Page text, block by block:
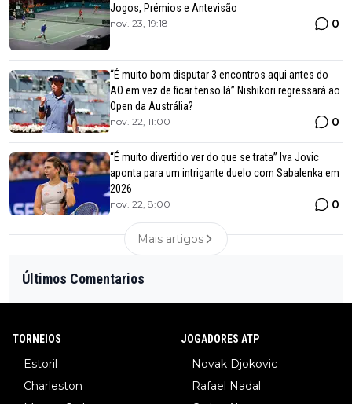
Jogos, Prémios e Antevisão
nov. 23, 19:18 0
“É muito bom disputar 3 encontros aqui antes do
AO em vez de ficar tenso lá” Nishikori regressará ao
Open da Austrália?
nov. 22, 11:00 0
“É muito divertido ver do que se trata” Iva Jovic
aponta para um intrigante duelo com Sabalenka em
2026
nov. 22, 8:00 0
Mais artigos
Últimos Comentarios
TORNEIOS
Estoril
Charleston
JOGADORES ATP
Novak Djokovic
Rafael Nadal